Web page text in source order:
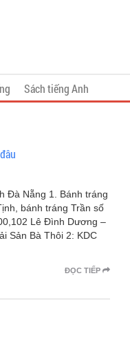
Sách tiếng Anh
Đà Nẵng 1. Bánh tráng
bánh tráng Trần số
Lê Đình Dương –
Sản Bà Thôi 2: KDC
ĐỌC TIẾP